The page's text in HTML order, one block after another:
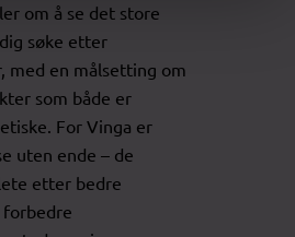
om å se det store
søke etter
med en målsetting om
som både er
For Vinga er
uten ende – de
etter bedre
forbedre